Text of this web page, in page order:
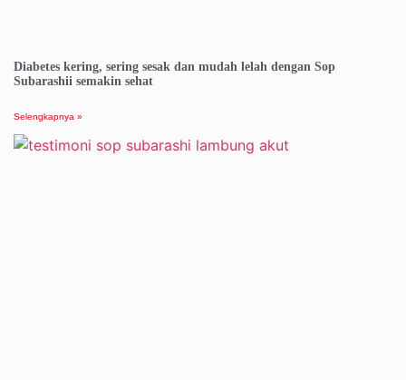
Diabetes kering, sering sesak dan mudah lelah dengan Sop
Subarashii semakin sehat
Selengkapnya »